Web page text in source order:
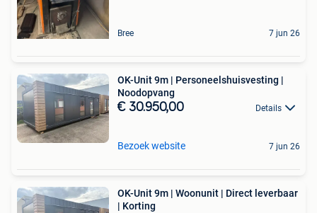
Bree 7 jun 26
OK-Unit 9m | Personeelshuisvesting |
Noodopvang
€ 30.950,00 Details
Bezoek website 7 jun 26
OK-Unit 9m | Woonunit | Direct leverbaar
| Korting